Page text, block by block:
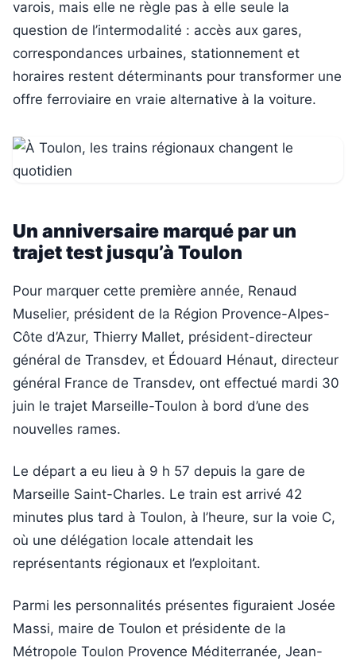
varois, mais elle ne règle pas à elle seule la
question de l’intermodalité : accès aux gares,
correspondances urbaines, stationnement et
horaires restent déterminants pour transformer une
offre ferroviaire en vraie alternative à la voiture.
Un anniversaire marqué par un
trajet test jusqu’à Toulon
Pour marquer cette première année, Renaud
Muselier, président de la Région Provence-Alpes-
Côte d’Azur, Thierry Mallet, président-directeur
général de Transdev, et Édouard Hénaut, directeur
général France de Transdev, ont effectué mardi 30
juin le trajet Marseille-Toulon à bord d’une des
nouvelles rames.
Le départ a eu lieu à 9 h 57 depuis la gare de
Marseille Saint-Charles. Le train est arrivé 42
minutes plus tard à Toulon, à l’heure, sur la voie C,
où une délégation locale attendait les
représentants régionaux et l’exploitant.
Parmi les personnalités présentes figuraient Josée
Massi, maire de Toulon et présidente de la
Métropole Toulon Provence Méditerranée, Jean-